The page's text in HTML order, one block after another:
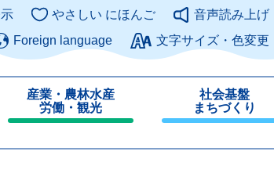
このページの本文へ
やさしい にほんご
音声読み上げ
Foreign language
文字サイズ・色変更
産業・農林水産
労働・観光
じ
社会基盤
まちづくり
じ